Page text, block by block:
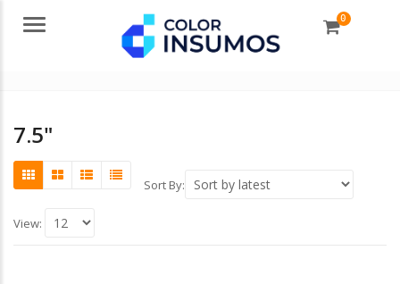
Menu 0
7.5"
Sort By:
View: